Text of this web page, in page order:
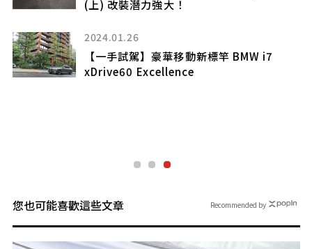
(上) 改裝潛力強大！
2024.01.26
【一手試駕】豪華移動新標竿 BMW i7
xDrive60 Excellence
您也可能喜歡這些文章 Recommended by